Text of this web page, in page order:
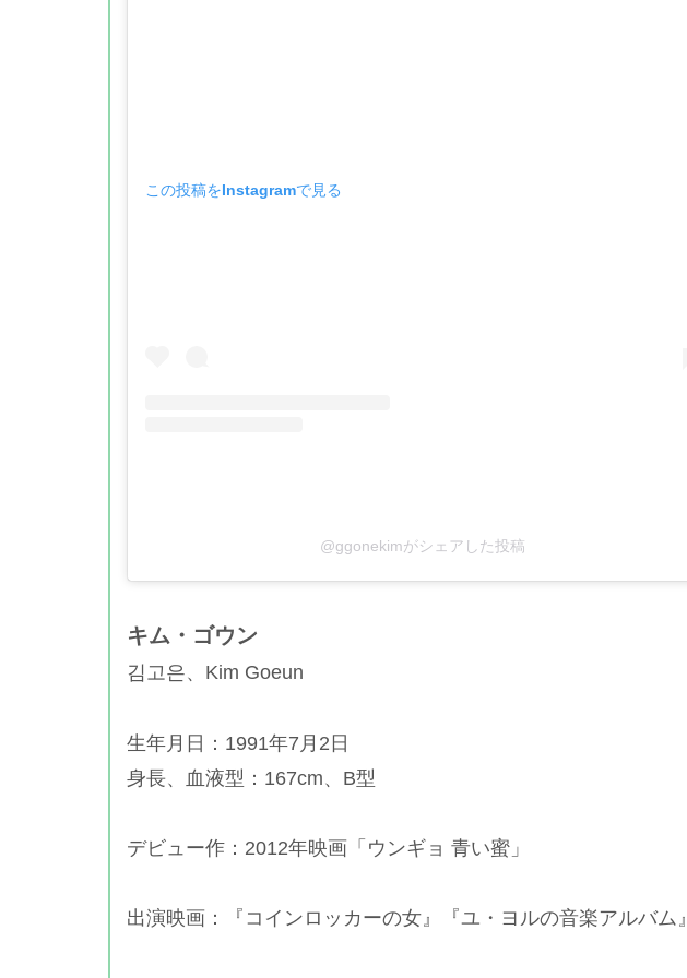
この投稿をInstagramで見る
@ggonekimがシェアした投稿
キム・ゴウン
김고은、Kim Goeun
生年月日：1991年7月2日
身長、血液型：167cm、B型
デビュー作：2012年映画「ウンギョ 青い蜜」
出演映画：『コインロッカーの女』『ユ・ヨルの音楽アルバム』